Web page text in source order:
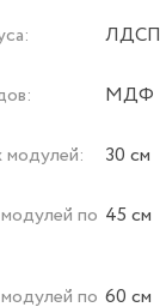
ЛДСП
МДФ
модулей: 30 см
по 45 см
по 60 см